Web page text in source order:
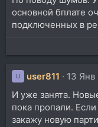
основной бплате
подключенных в
U user811
13 Янв
И уже занята.
пока пропали.
закажу новую